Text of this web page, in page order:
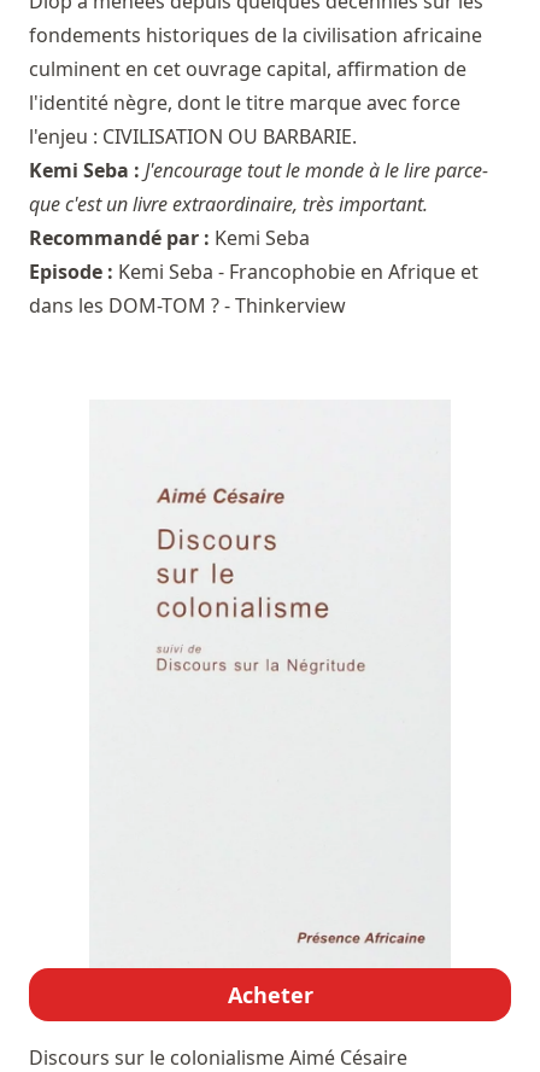
fondements historiques de la civilisation africaine
culminent en cet ouvrage capital, affirmation de
l'identité nègre, dont le titre marque avec force
l'enjeu : CIVILISATION OU BARBARIE.
Kemi Seba : J'encourage tout le monde à le lire parce-
que c'est un livre extraordinaire, très important.
Recommandé par : Kemi Seba
Episode : Kemi Seba - Francophobie en Afrique et
dans les DOM-TOM ? - Thinkerview
Acheter
Discours sur le colonialismeAimé Césaire